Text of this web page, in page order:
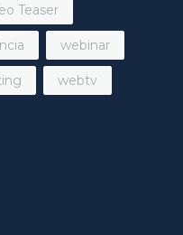
Teaser
webinar
webtv